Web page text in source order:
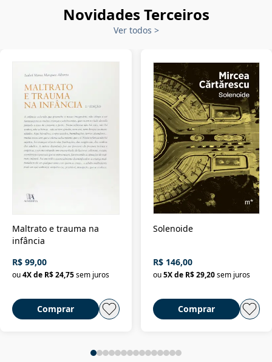
Novidades Terceiros
Ver todos >
Maltrato e trauma na
infância
R$ 99,00
ou4X de R$ 24,75sem juros
Comprar
Solenoide
R$ 146,00
ou 5X de R$ 29,20 sem juros
Comprar